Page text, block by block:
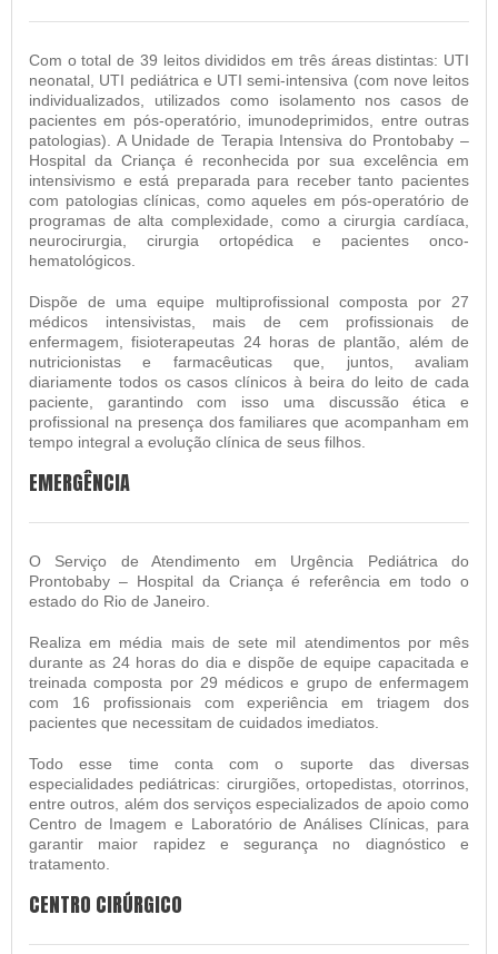
Com o total de 39 leitos divididos em três áreas distintas: UTI
neonatal, UTI pediátrica e UTI semi-intensiva (com nove leitos
individualizados, utilizados como isolamento nos casos de
pacientes em pós-operatório, imunodeprimidos, entre outras
patologias). A Unidade de Terapia Intensiva do Prontobaby –
Hospital da Criança é reconhecida por sua excelência em
intensivismo e está preparada para receber tanto pacientes
com patologias clínicas, como aqueles em pós-operatório de
programas de alta complexidade, como a cirurgia cardíaca,
neurocirurgia, cirurgia ortopédica e pacientes onco-
hematológicos.
Dispõe de uma equipe multiprofissional composta por 27
médicos intensivistas, mais de cem profissionais de
enfermagem, fisioterapeutas 24 horas de plantão, além de
nutricionistas e farmacêuticas que, juntos, avaliam
diariamente todos os casos clínicos à beira do leito de cada
paciente, garantindo com isso uma discussão ética e
profissional na presença dos familiares que acompanham em
tempo integral a evolução clínica de seus filhos.
EMERGÊNCIA
O Serviço de Atendimento em Urgência Pediátrica do
Prontobaby – Hospital da Criança é referência em todo o
estado do Rio de Janeiro.
Realiza em média mais de sete mil atendimentos por mês
durante as 24 horas do dia e dispõe de equipe capacitada e
treinada composta por 29 médicos e grupo de enfermagem
com 16 profissionais com experiência em triagem dos
pacientes que necessitam de cuidados imediatos.
Todo esse time conta com o suporte das diversas
especialidades pediátricas: cirurgiões, ortopedistas, otorrinos,
entre outros, além dos serviços especializados de apoio como
Centro de Imagem e Laboratório de Análises Clínicas, para
garantir maior rapidez e segurança no diagnóstico e
tratamento.
CENTRO CIRÚRGICO